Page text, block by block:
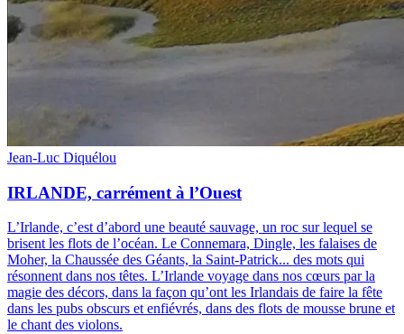
Jean-Luc Diquélou
IRLANDE, carrément à l’Ouest
L’Irlande, c’est d’abord une beauté sauvage, un roc sur lequel se
brisent les flots de l’océan. Le Connemara, Dingle, les falaises de
Moher, la Chaussée des Géants, la Saint-Patrick... des mots qui
résonnent dans nos têtes. L’Irlande voyage dans nos cœurs par la
magie des décors, dans la façon qu’ont les Irlandais de faire la fête
dans les pubs obscurs et enfiévrés, dans des flots de mousse brune et
le chant des violons.